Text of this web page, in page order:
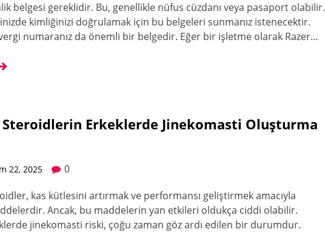
belgesi gereklidir. Bu, genellikle nüfus cüzdanı veya pasaport olabilir.
kimliğinizi doğrulamak için bu belgeleri sunmanız istenecektir.
numaranız da önemli bir belgedir. Eğer bir işletme olarak Razer…
Erkeklerde Jinekomasti Oluşturma
22, 2025
0
kas kütlesini artırmak ve performansı geliştirmek amacıyla
Ancak, bu maddelerin yan etkileri oldukça ciddi olabilir.
jinekomasti riski, çoğu zaman göz ardı edilen bir durumdur.